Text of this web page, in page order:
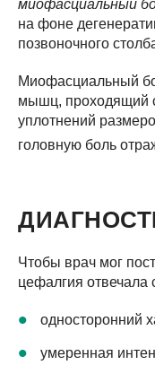
миофасциальный
на фоне
позвоночного
Миофасциальный
мышц, проходящий
уплотнений
головную боль
Чтобы врач мог
цефалгия
односторонний
умеренная